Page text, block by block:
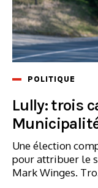
POLITIQUE
Lully: trois
Une élection
pour attribuer le
Mark Winges.